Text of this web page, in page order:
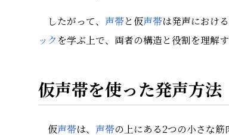
したがって、 声帯と仮声帯は発声におけ
ック を学ぶ上で、両者の構造と役割を理解
仮声帯を使った発声方法
仮声帯は、 声帯の上にある2つの小さな